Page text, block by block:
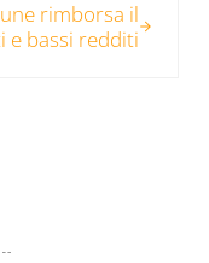
rimborsa il
e bassi redditi